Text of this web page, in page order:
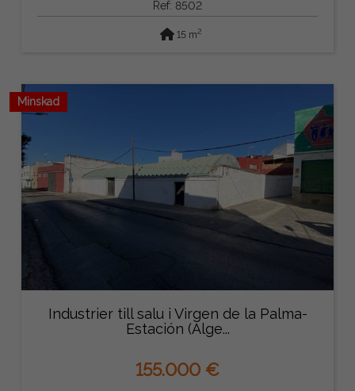
Ref: 8502
15 m2
Minskad
Industrier till salu i Virgen de la Palma-
Estación (Alge...
155.000 €